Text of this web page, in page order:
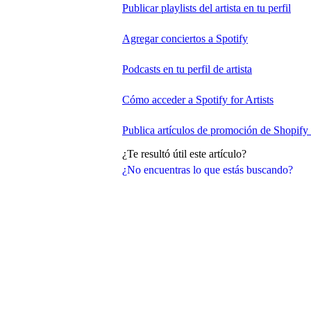
¿No encuentras lo que estás buscando?
Publicar playlists del artista en tu perfil
Agregar conciertos a Spotify
Podcasts en tu perfil de artista
Cómo acceder a Spotify for Artists
Publica artículos de promoción de
¿Te resultó útil este artículo?